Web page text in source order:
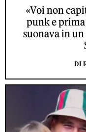
«Voi non
punk e
suonava in
DI